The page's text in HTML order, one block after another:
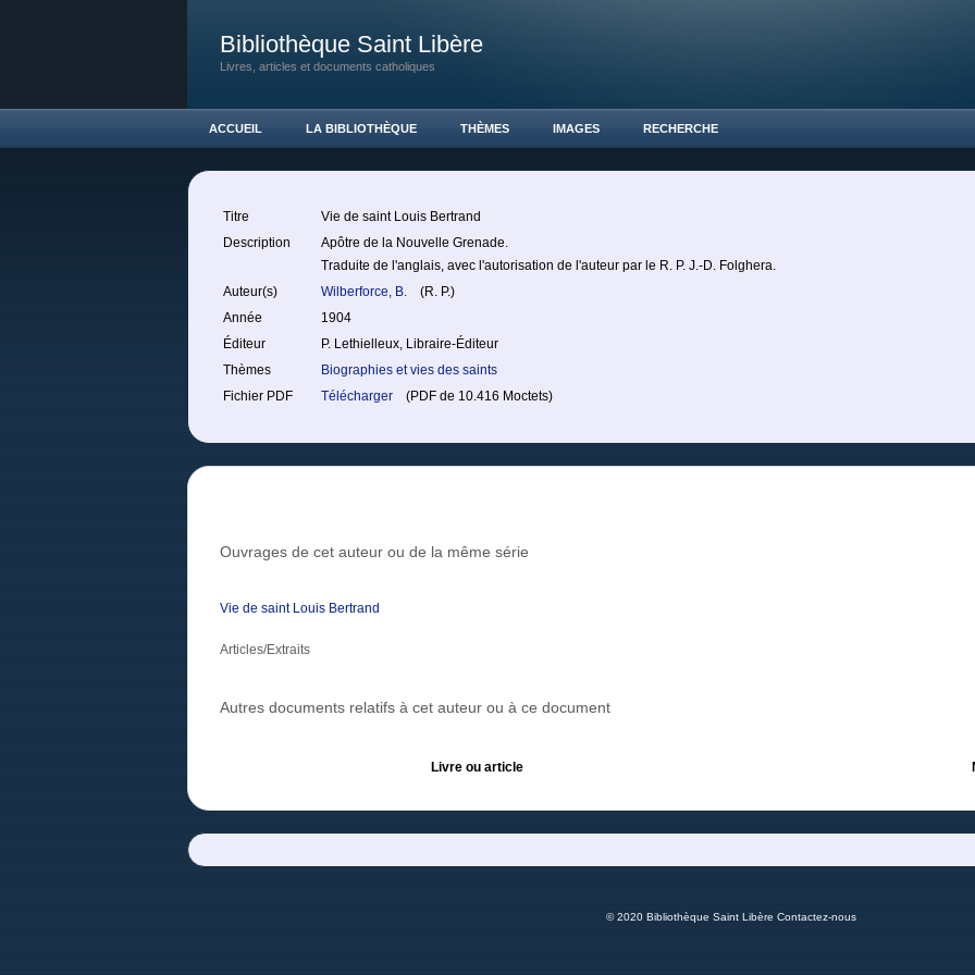
Bibliothèque Saint Libère
Livres, articles et documents catholiques
ACCUEIL LA BIBLIOTHÈQUE THÈMES IMAGES RECHERCHE
Titre
Vie de saint Louis Bertrand
Description
Apôtre de la Nouvelle Grenade.
Traduite de l'anglais, avec l'autorisation de l'auteur par le R. P. J.-D. Folghera.
Auteur(s)
Wilberforce, B.
(R. P.)
Année
1904
Éditeur
P. Lethielleux, Libraire-Éditeur
Thèmes
Biographies et vies des saints
Fichier PDF
Télécharger (PDF de 10.416 Moctets)
Ouvrages de cet auteur ou de la même série
Vie de saint Louis Bertrand
Articles/Extraits
Autres documents relatifs à cet auteur ou à ce document
Livre ou article
© 2020 Bibliothèque Saint Libère Contactez-nous